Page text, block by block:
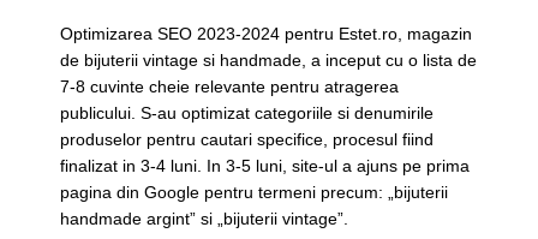
Optimizarea SEO 2023-2024 pentru Estet.ro, magazin
de bijuterii vintage si handmade, a inceput cu o lista de
7-8 cuvinte cheie relevante pentru atragerea
publicului. S-au optimizat categoriile si denumirile
produselor pentru cautari specifice, procesul fiind
finalizat in 3-4 luni. In 3-5 luni, site-ul a ajuns pe prima
pagina din Google pentru termeni precum: „bijuterii
handmade argint” si „bijuterii vintage”.